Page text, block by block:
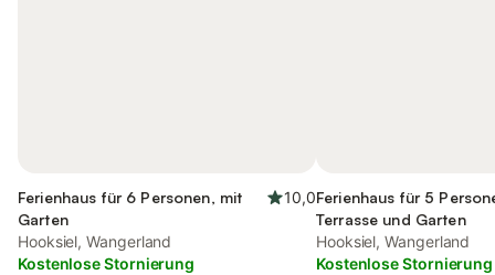
Ferienhaus für 6 Personen, mit
Garten
10,0
Hooksiel, Wangerland
Kostenlose Stornierung
Ferienhaus für 5
Terrasse und Garten
Hooksiel, Wangerland
Kostenlose Stornierung